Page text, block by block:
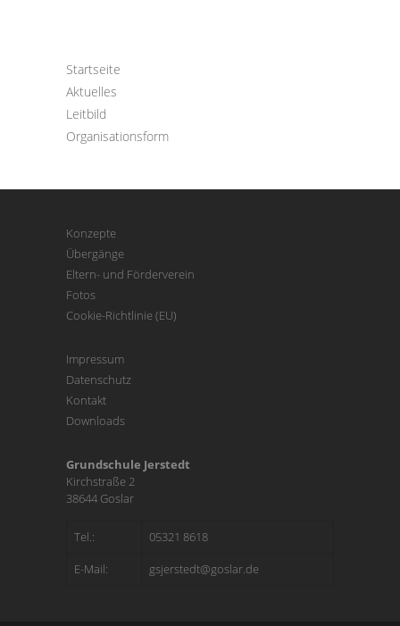
Startseite
Aktuelles
Leitbild
Organisationsform
Konzepte
Übergänge
Eltern- und Förderverein
Fotos
Cookie-Richtlinie (EU)
Impressum
Datenschutz
Kontakt
Downloads
Grundschule Jerstedt
Kirchstraße 2
38644 Goslar
Tel.:
05321 8618
E-Mail:
gsjerstedt@goslar.de